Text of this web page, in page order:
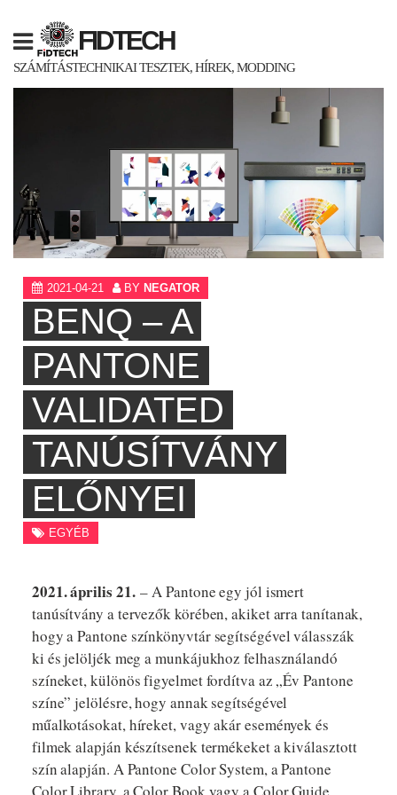
content
FIDTECH
SZÁMÍTÁSTECHNIKAI TESZTEK, HÍREK, MODDING
2021-04-21 BY NEGATOR
BENQ – A
PANTONE
VALIDATED
TANÚSÍTVÁNY
ELŐNYEI
EGYÉB
2021. április 21.– A Pantone egy jól ismert
tanúsítvány a tervezők körében, akiket arra tanítanak,
hogy a Pantone színkönyvtár segítségével válasszák
ki és jelöljék meg a munkájukhoz felhasználandó
színeket, különös figyelmet fordítva az „Év Pantone
színe” jelölésre, hogy annak segítségével
műalkotásokat, híreket, vagy akár események és
filmek alapján készítsenek termékeket a kiválasztott
szín alapján. A Pantone Color System, a Pantone